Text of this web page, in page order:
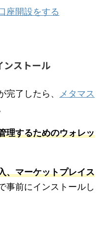
座開設をする
ストール
了したら、 メタマス
理するためのウォレッ
、マーケットプレイス
事前にインストールし